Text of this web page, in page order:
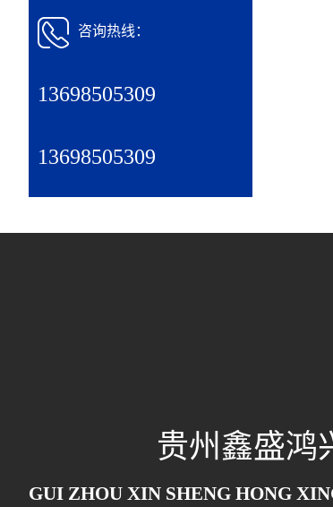
咨询热线：
13698505309
13698505309
贵州鑫盛鸿
GUI ZHOU XIN SHENG HONG